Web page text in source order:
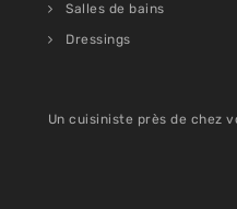
Salles de bains
Dressings
Un cuisiniste près de chez